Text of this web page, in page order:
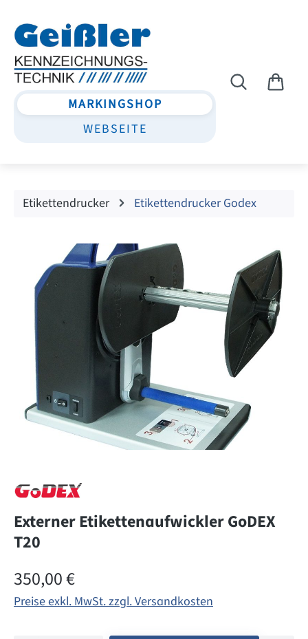
MARKINGSHOP
WEBSEITE
Etikettendrucker Etikettendrucker Godex
Bildergalerie überspringen
Externer Etikettenaufwickler GoDEX
T20
Regulärer Preis:
350,00 €
Preise exkl. MwSt. zzgl. Versandkosten